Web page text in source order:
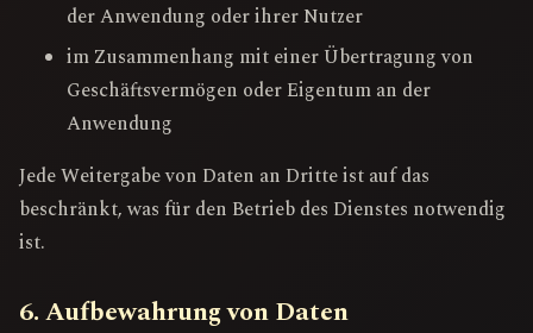
der Anwendung oder ihrer Nutzer
im Zusammenhang mit einer Übertragung von
Geschäftsvermögen oder Eigentum an der
Anwendung
Jede Weitergabe von Daten an Dritte ist auf das
beschränkt, was für den Betrieb des Dienstes notwendig
ist.
6. Aufbewahrung von Daten